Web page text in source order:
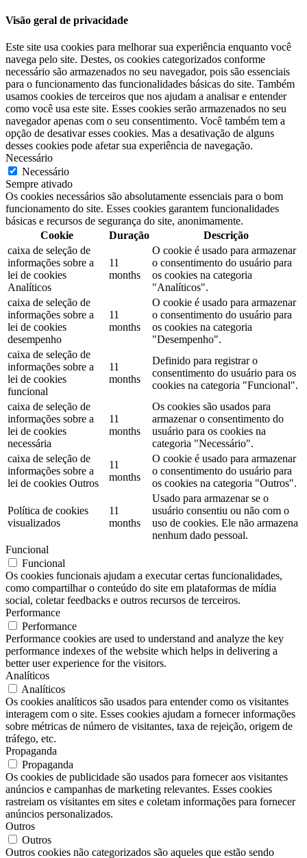
Visão geral de privacidade
Este site usa cookies para melhorar sua experiência enquanto você
navega pelo site. Destes, os cookies categorizados conforme
necessário são armazenados no seu navegador, pois são essenciais
para o funcionamento das funcionalidades básicas do site. Também
usamos cookies de terceiros que nos ajudam a analisar e entender
como você usa este site. Esses cookies serão armazenados no seu
navegador apenas com o seu consentimento. Você também tem a
opção de desativar esses cookies. Mas a desativação de alguns
desses cookies pode afetar sua experiência de navegação.
Necessário
Necessário
Sempre ativado
Os cookies necessários são absolutamente essenciais para o bom
funcionamento do site. Esses cookies garantem funcionalidades
básicas e recursos de segurança do site, anonimamente.
Cookie
Duração
Descrição
caixa de seleção de
informações sobre a
lei de cookies
Analíticos
11
months
O cookie é usado para armazenar
o consentimento do usuário para
os cookies na categoria
"Analíticos".
caixa de seleção de
informações sobre a
lei de cookies
desempenho
11
months
O cookie é usado para armazenar
o consentimento do usuário para
os cookies na categoria
"Desempenho".
caixa de seleção de
informações sobre a
lei de cookies
funcional
11
months
Definido para registrar o
consentimento do usuário para os
cookies na categoria "Funcional".
caixa de seleção de
informações sobre a
lei de cookies
necessária
11
months
Os cookies são usados ​​para
armazenar o consentimento do
usuário para os cookies na
categoria "Necessário".
caixa de seleção de
informações sobre a
lei de cookies Outros
11
months
O cookie é usado para armazenar
o consentimento do usuário para
os cookies na categoria "Outros".
Política de cookies
visualizados
11
months
Usado para armazenar se o
usuário consentiu ou não com o
uso de cookies. Ele não armazena
nenhum dado pessoal.
Funcional
Funcional
Os cookies funcionais ajudam a executar certas funcionalidades,
como compartilhar o conteúdo do site em plataformas de mídia
social, coletar feedbacks e outros recursos de terceiros.
Performance
Performance
Performance cookies are used to understand and analyze the key
performance indexes of the website which helps in delivering a
better user experience for the visitors.
Analíticos
Analíticos
Os cookies analíticos são usados ​​para entender como os visitantes
interagem com o site. Esses cookies ajudam a fornecer informações
sobre métricas de número de visitantes, taxa de rejeição, origem de
tráfego, etc.
Propaganda
Propaganda
Os cookies de publicidade são usados ​​para fornecer aos visitantes
anúncios e campanhas de marketing relevantes. Esses cookies
rastreiam os visitantes em sites e coletam informações para fornecer
anúncios personalizados.
Outros
Outros
Outros cookies não categorizados são aqueles que estão sendo